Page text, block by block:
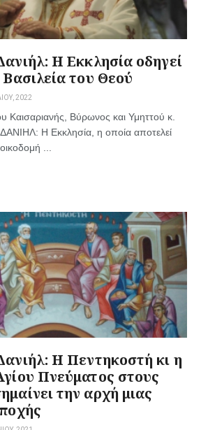
Η Εκκλησία οδηγεί
του Θεού
2022
Καισαριανής, Βύρωνος και Υμηττού κ.
Η Εκκλησία, η οποία αποτελεί
...
Η Πεντηκοστή κι η
Πνεύματος στους
την αρχή μιας